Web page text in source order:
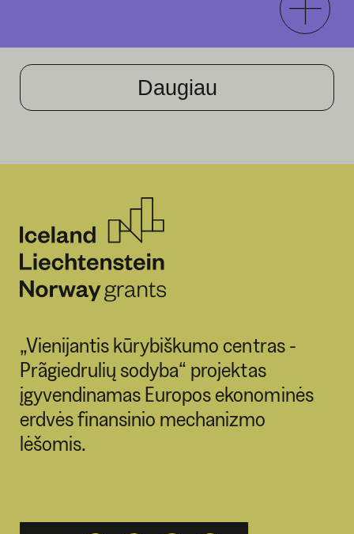
Daugiau
„Vienijantis kūrybiškumo centras -
Prãgiedrulių sodyba“ projektas
įgyvendinamas Europos ekonominės
erdvės finansinio mechanizmo
lėšomis.